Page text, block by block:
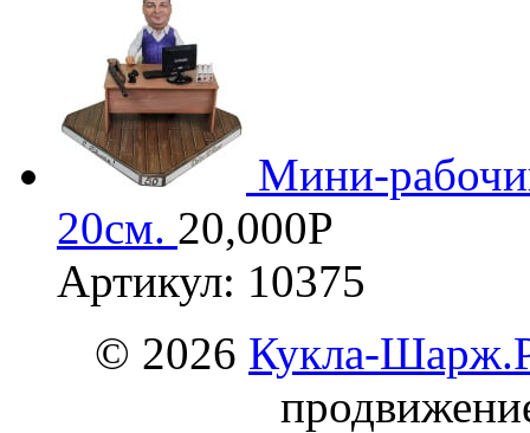
Мини-
20см. 20,000Р
Артикул: 10375
© 2026 Кукла-